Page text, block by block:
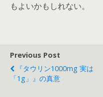
もよいかもしれない。
Previous Post
『タウリン1000mg 実は
「1g」』の真意